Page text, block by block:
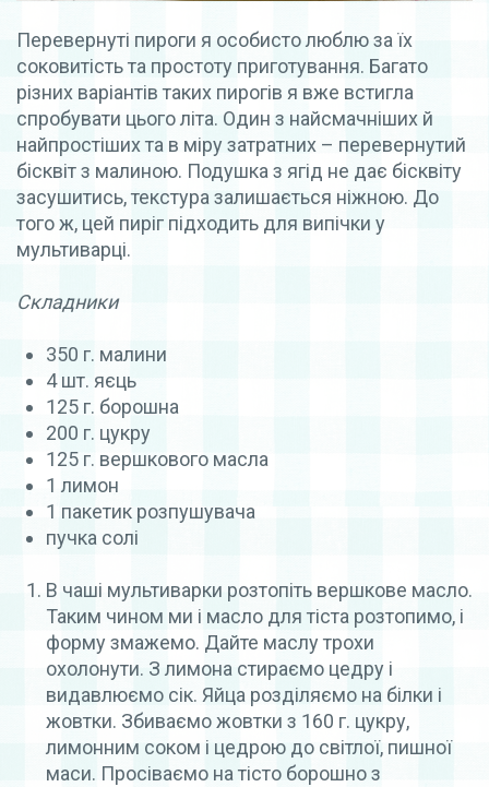
Перевернуті пироги я особисто люблю за їх
соковитість та простоту приготування. Багато
різних варіантів таких пирогів я вже встигла
спробувати цього літа. Один з найсмачніших й
найпростіших та в міру затратних – перевернутий
бісквіт з малиною. Подушка з ягід не дає бісквіту
засушитись, текстура залишається ніжною. До
того ж, цей пиріг підходить для випічки у
мультиварці.
Складники
350 г. малини
4 шт. яєць
125 г. борошна
200 г. цукру
125 г. вершкового масла
1 лимон
1 пакетик розпушувача
пучка солі
В чаші мультиварки розтопіть вершкове масло.
Таким чином ми і масло для тіста розтопимо, і
форму змажемо. Дайте маслу трохи
охолонути. З лимона стираємо цедру і
видавлюємо сік. Яйца розділяємо на білки і
жовтки. Збиваємо жовтки з 160 г. цукру,
лимонним соком і цедрою до світлої, пишної
маси. Просіваємо на тісто борошно з